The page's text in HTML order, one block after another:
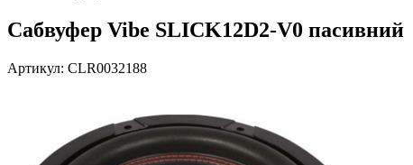
Сабвуфер Vibe SLICK12D2-V0 пасивний
Артикул: CLR0032188